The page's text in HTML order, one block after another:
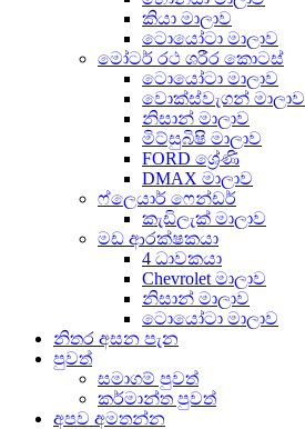
කියා මාලාව
ටොයෝටා මාලාව
මෝටර් රථ ශරීර කොටස්
ටොයෝටා මාලාව
වොක්ස්වැගන් මාලාව
නිසාන් මාලාව
මිට්සුබිෂි මාලාව
FORD ශ්‍රේණි
DMAX මාලාව
ෆ්ලෙයාර් ෆෙන්ඩර්
කැඩිලැක් මාලාව
මඩ ආරක්ෂකයා
4 ධාවකයා
Chevrolet මාලාව
නිසාන් මාලාව
ටොයෝටා මාලාව
නිතර අසන පැන
පුවත්
සමාගම් පුවත්
කර්මාන්ත පුවත්
අපව අමතන්න